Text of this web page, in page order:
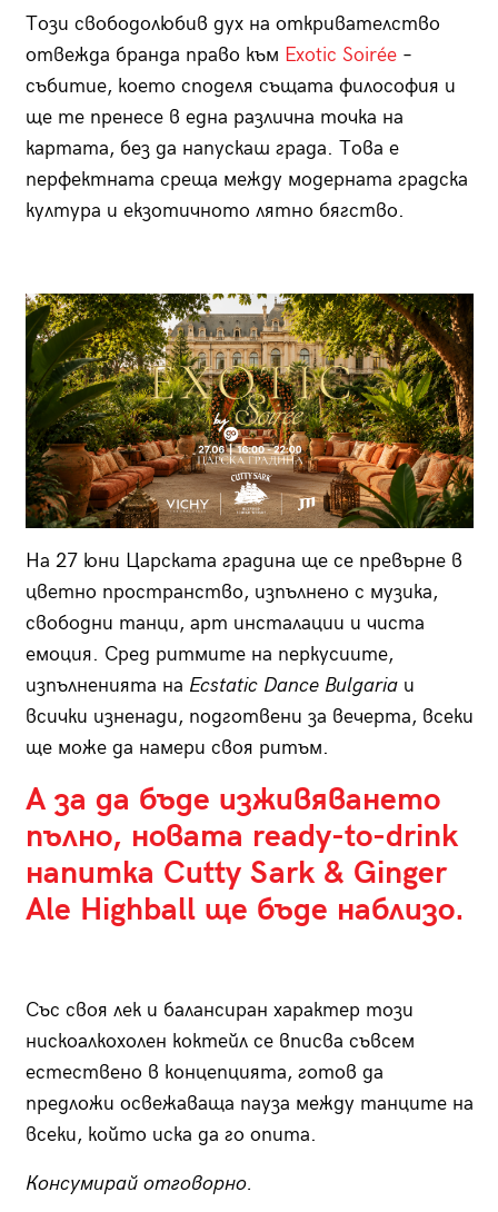
Този свободолюбив дух на откривателство
отвежда бранда право към Exotic Soirée–
събитие, което споделя същата философия и
ще те пренесе в една различна точка на
картата, без да напускаш града. Това е
перфектната среща между модерната градска
култура и екзотичното лятно бягство.
На 27 юни Царската градина ще се превърне в
цветно пространство, изпълнено с музика,
свободни танци, арт инсталации и чиста
емоция. Сред ритмите на перкусиите,
изпълненията на Ecstatic Dance Bulgariaи
всички изненади, подготвени за вечерта, всеки
ще може да намери своя ритъм.
А за да бъде изживяването
пълно, новата ready-to-drink
напитка Cutty Sark & Ginger
Ale Highball ще бъде наблизо.
Със своя лек и балансиран характер този
нискоалкохолен коктейл се вписва съвсем
естествено в концепцията, готов да
предложи освежаваща пауза между танците на
всеки, който иска да го опита.
Консумирай отговорно.